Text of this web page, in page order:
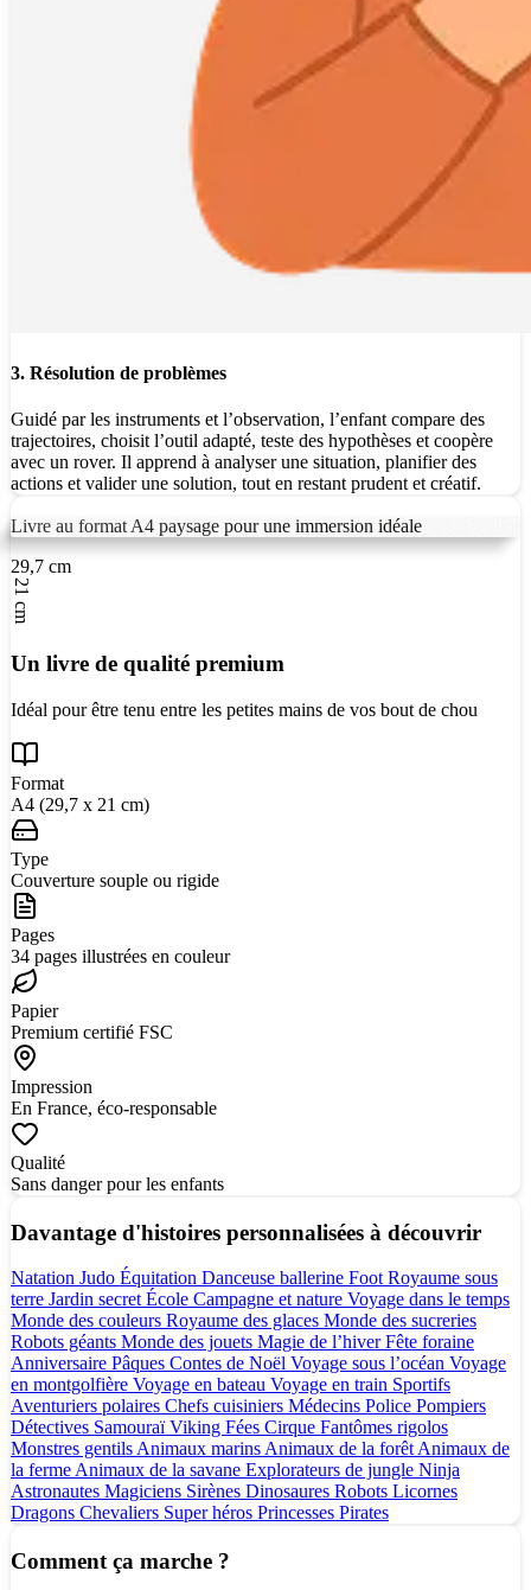
3. Résolution de problèmes
Guidé par les instruments et l’observation, l’enfant compare des
trajectoires, choisit l’outil adapté, teste des hypothèses et coopère
avec un rover. Il apprend à analyser une situation, planifier des
actions et valider une solution, tout en restant prudent et créatif.
Livre au format A4 paysage pour une immersion idéale
29,7 cm
21 cm
Un livre de qualité premium
Idéal pour être tenu entre les petites mains de vos bout de chou
Format
A4 (29,7 x 21 cm)
Type
Couverture souple ou rigide
Pages
34 pages illustrées en couleur
Papier
Premium certifié FSC
Impression
En France, éco-responsable
Qualité
Sans danger pour les enfants
Davantage d'histoires personnalisées à découvrir
Natation Judo Équitation Danceuse ballerine Foot Royaume sous
terre Jardin secret École Campagne et nature Voyage dans le temps
Monde des couleurs Royaume des glaces Monde des sucreries
Robots géants Monde des jouets Magie de l’hiverFête foraine
Anniversaire Pâques Contes de Noël Voyage sous l’océan Voyage
en montgolfière Voyage en bateau Voyage en train Sportifs
Aventuriers polaires Chefs cuisiniers Médecins Police Pompiers
Détectives SamouraïViking Fées Cirque Fantômes rigolos
Monstres gentils Animaux marins Animaux de la forêt Animaux de
la ferme Animaux de la savane Explorateurs de jungle Ninja
Astronautes Magiciens Sirènes Dinosaures Robots Licornes
Dragons Chevaliers Super héros Princesses Pirates
Comment ça marche ?